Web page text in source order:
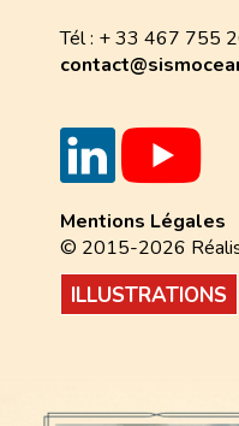
Tél : + 33 467 755
Mentions Légales
© 2015-2026
ILLUSTRATIONS